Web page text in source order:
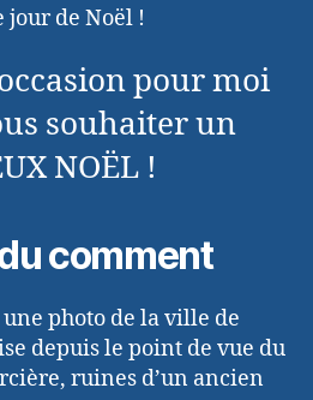
jour de Noël !
pour moi
souhaiter un
NOËL !
comment
photo de la ville de
depuis le point de vue du
ruines d’un ancien